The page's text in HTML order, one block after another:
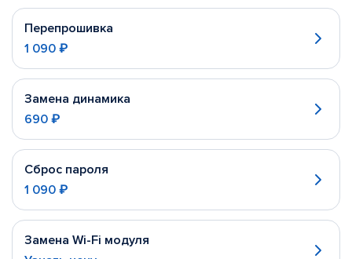
Перепрошивка
1 090 ₽
Замена динамика
690 ₽
Сброс пароля
1 090 ₽
Замена Wi-Fi модуля